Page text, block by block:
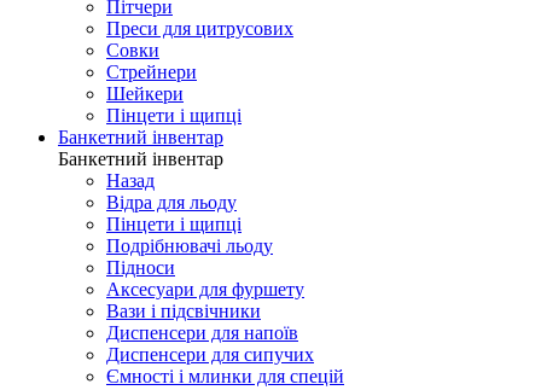
Пітчери
Преси для цитрусових
Совки
Стрейнери
Шейкери
Пінцети і щипці
Банкетний інвентар
Банкетний інвентар
Назад
Відра для льоду
Пінцети і щипці
Подрібнювачі льоду
Підноси
Аксесуари для фуршету
Вази і підсвічники
Диспенсери для напоїв
Диспенсери для сипучих
Ємності і млинки для спецій